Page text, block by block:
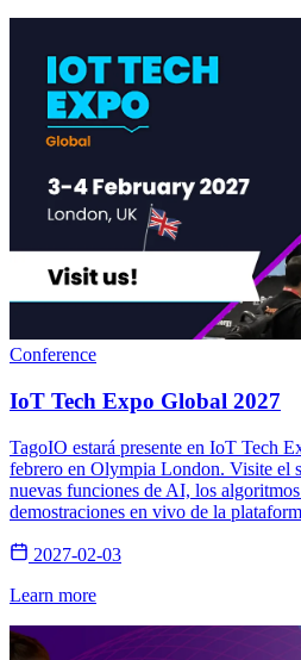
Conference
IoT Tech Expo Global 2027
TagoIO estará presente en IoT Tech
febrero en Olympia London. Visite el
nuevas funciones de AI, los
demostraciones en vivo de la
2027-02-03
Learn more